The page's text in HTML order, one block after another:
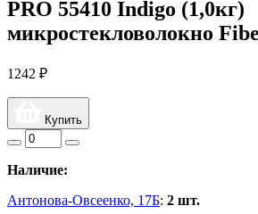
PRO 55410 Indigo (1,0кг)
микростекловолокно
1242 ₽
Купить
Наличие:
Антонова-Овсеенко, 17Б: 2 шт.